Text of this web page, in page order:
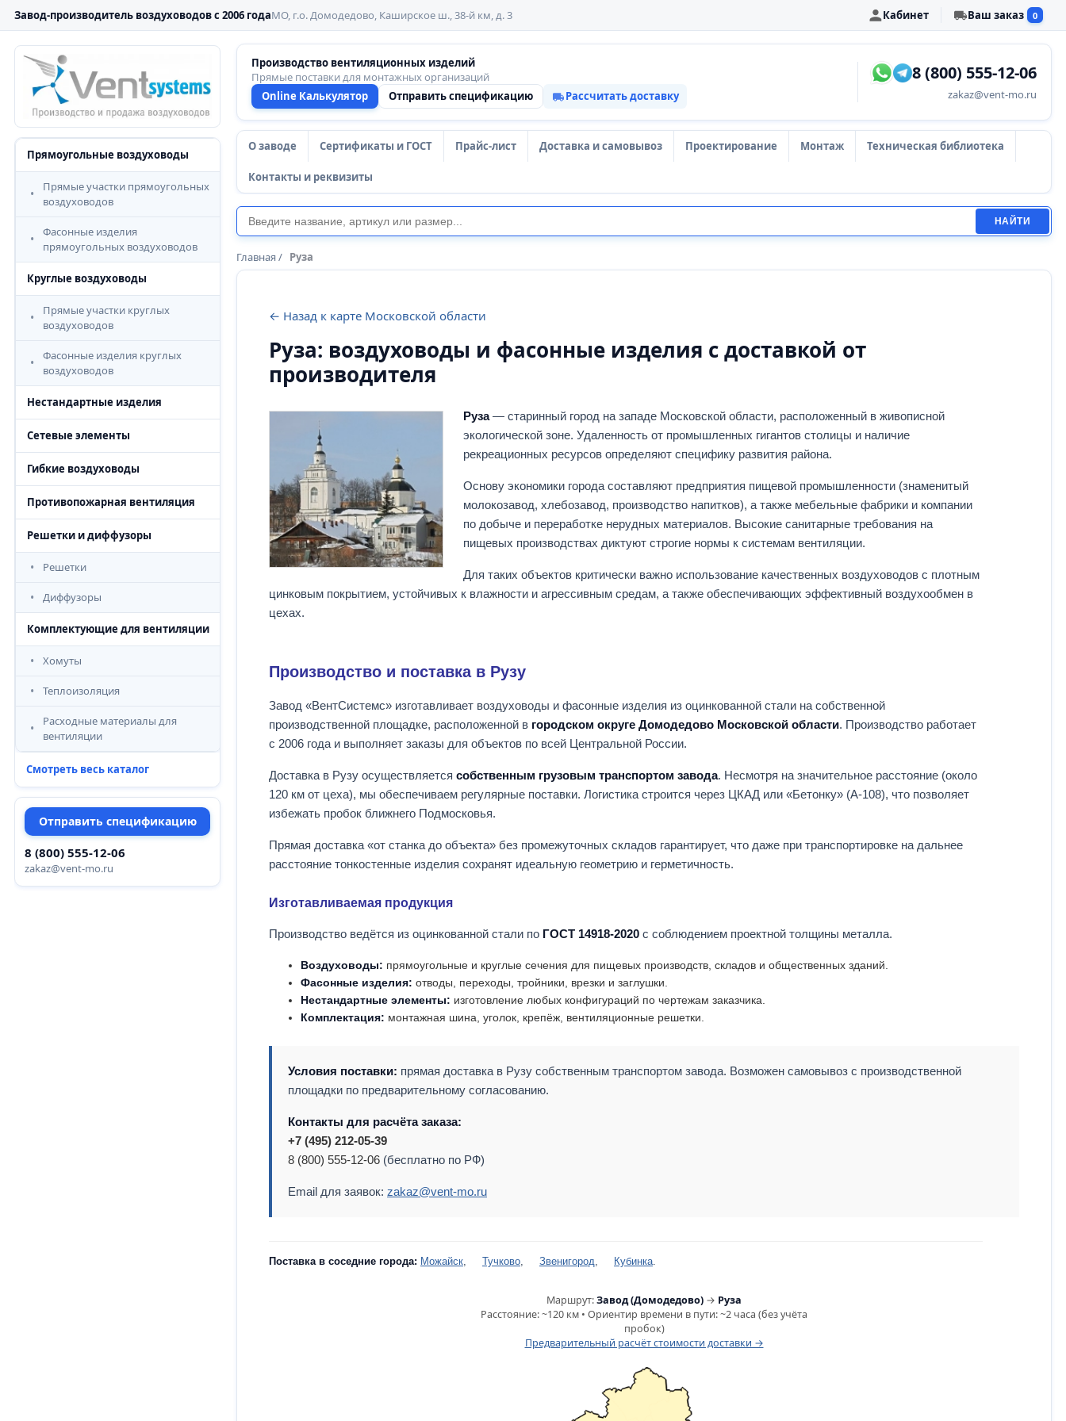
Завод-производитель воздуховодов с 2006 годаМО, г.о. Домодедово, Каширское ш., 38-й км, д. 3 Кабинет Ваш заказ 0
Прямоугольные воздуховоды
Прямые участки прямоугольных
воздуховодов
Фасонные изделия
прямоугольных воздуховодов
Круглые воздуховоды
Прямые участки круглых
воздуховодов
Фасонные изделия круглых
воздуховодов
Нестандартные изделия
Сетевые элементы
Гибкие воздуховоды
Противопожарная вентиляция
Решетки и диффузоры
Решетки
Диффузоры
Комплектующие для вентиляции
Хомуты
Теплоизоляция
Расходные материалы для
вентиляции
Смотреть весь каталог
Отправить спецификацию
8 (800) 555-12-06
zakaz@vent-mo.ru
Производство вентиляционных изделий
Прямые поставки для монтажных организаций
Online Калькулятор
Отправить спецификацию Рассчитать доставку
8 (800) 555-12-06
zakaz@vent-mo.ru
О заводе Сертификаты и ГОСТ Прайс-лист Доставка и самовывоз Проектирование Монтаж Техническая библиотека
Контакты и реквизиты
НАЙТИ
Главная/ Руза
← Назад к карте Московской области
Руза: воздуховоды и фасонные изделия с доставкой от
производителя
Руза— старинный город на западе Московской области, расположенный в живописной
экологической зоне. Удаленность от промышленных гигантов столицы и наличие
рекреационных ресурсов определяют специфику развития района.
Основу экономики города составляют предприятия пищевой промышленности (знаменитый
молокозавод, хлебозавод, производство напитков), а также мебельные фабрики и компании
по добыче и переработке нерудных материалов. Высокие санитарные требования на
пищевых производствах диктуют строгие нормы к системам вентиляции.
Для таких объектов критически важно использование качественных воздуховодов с плотным
цинковым покрытием, устойчивых к влажности и агрессивным средам, а также обеспечивающих эффективный воздухообмен в
цехах.
Производство и поставка в Рузу
Завод «ВентСистемс» изготавливает воздуховоды и фасонные изделия из оцинкованной стали на собственной
производственной площадке, расположенной в городском округе Домодедово Московской области. Производство работает
с 2006 года и выполняет заказы для объектов по всей Центральной России.
Доставка в Рузу осуществляется собственным грузовым транспортом завода. Несмотря на значительное расстояние (около
120 км от цеха), мы обеспечиваем регулярные поставки. Логистика строится через ЦКАД или «Бетонку» (А-108), что позволяет
избежать пробок ближнего Подмосковья.
Прямая доставка «от станка до объекта» без промежуточных складов гарантирует, что даже при транспортировке на дальнее
расстояние тонкостенные изделия сохранят идеальную геометрию и герметичность.
Изготавливаемая продукция
Производство ведётся из оцинкованной стали по ГОСТ 14918-2020 с соблюдением проектной толщины металла.
Воздуховоды: прямоугольные и круглые сечения для пищевых производств, складов и общественных зданий.
Фасонные изделия: отводы, переходы, тройники, врезки и заглушки.
Нестандартные элементы: изготовление любых конфигураций по чертежам заказчика.
Комплектация: монтажная шина, уголок, крепёж, вентиляционные решетки.
Условия поставки: прямая доставка в Рузу собственным транспортом завода. Возможен самовывоз с производственной
площадки по предварительному согласованию.
Контакты для расчёта заказа:
+7 (495) 212-05-39
8 (800) 555-12-06 (бесплатно по РФ)
Email для заявок: zakaz@vent-mo.ru
Поставка в соседние города: Можайск, Тучково, Звенигород, Кубинка.
Маршрут:Завод (Домодедово) → Руза
Расстояние: ~120 км • Ориентир времени в пути: ~2 часа (без учёта
пробок)
Предварительный расчёт стоимости доставки →